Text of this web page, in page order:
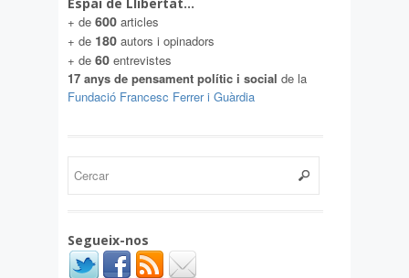
+ de 600 articles
+ de 180 autors i opinadors
+ de 60 entrevistes
17 anys de pensament polític i social de la
Fundació Francesc Ferrer i Guàrdia
Segueix-nos